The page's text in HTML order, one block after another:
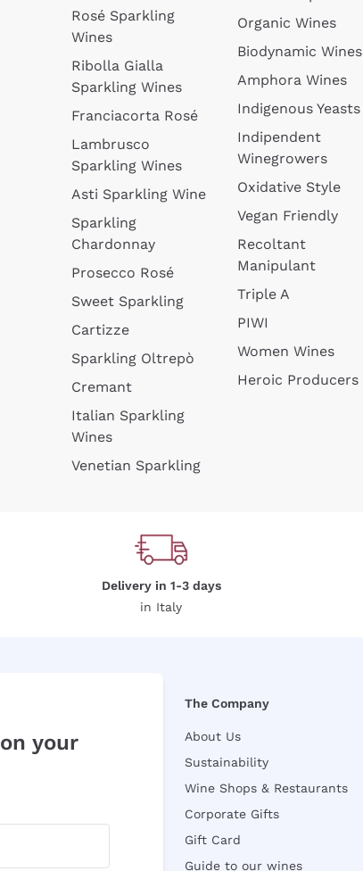
Rosé Sparkling
Wines
Ribolla Gialla
Sparkling Wines
Franciacorta Rosé
Lambrusco
Sparkling Wines
Asti Sparkling Wine
Sparkling
Chardonnay
Prosecco Rosé
Sweet Sparkling
Cartizze
Sparkling Oltrepò
Cremant
Italian Sparkling
Wines
Venetian Sparkling
Organic Wines
Biodynamic Wines
Amphora Wines
Indigenous Yeasts
Indipendent
Winegrowers
Oxidative Style
Vegan Friendly
Recoltant
Manipulant
Triple A
PIWI
Women Wines
Heroic Producers
Delivery in 1-3 days
in Italy
on your
The Company
About Us
Sustainability
Wine Shops & Restaurants
Corporate Gifts
Gift Card
Guide to our wines